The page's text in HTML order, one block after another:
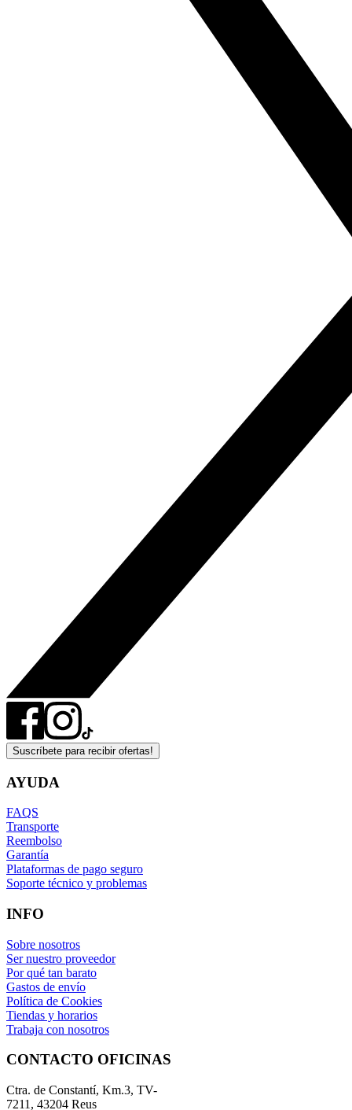
Suscríbete para recibir ofertas!
AYUDA
FAQS
Transporte
Reembolso
Garantía
Plataformas de pago seguro
Soporte técnico y problemas
INFO
Sobre nosotros
Ser nuestro proveedor
Por qué tan barato
Gastos de envío
Política de Cookies
Tiendas y horarios
Trabaja con nosotros
CONTACTO OFICINAS
Ctra. de Constantí, Km.3, TV-
7211, 43204 Reus